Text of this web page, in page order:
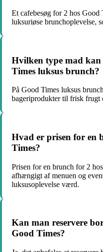
Et cafebesøg for 2 hos Good
luksuriøse brunchoplevelse,
Hvilken type mad
Times luksus brunch?
På Good Times luksus
bageriprodukter til frisk frugt
Hvad er prisen for en
Times?
Prisen for en brunch for 2
afhængigt af menuen og
luksusoplevelse værd.
Kan man reservere
Good Times?